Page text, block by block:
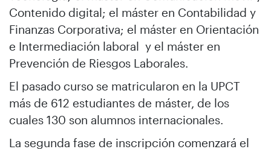
Contenido digital; el máster en Contabilidad y
Finanzas Corporativa; el máster en Orientación
e Intermediación laboral y el máster en
Prevención de Riesgos Laborales.
El pasado curso se matricularon en la UPCT
más de 612 estudiantes de máster, de los
cuales 130 son alumnos internacionales.
La segunda fase de inscripción comenzará el